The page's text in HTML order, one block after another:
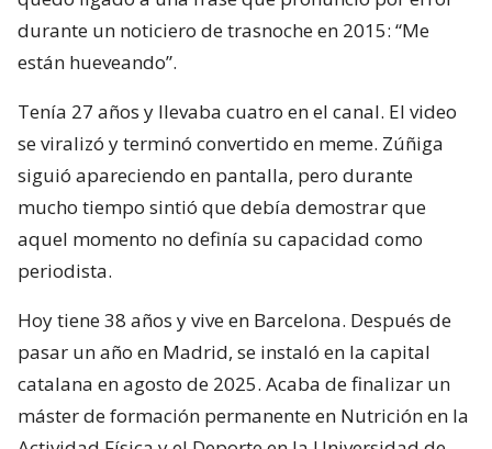
siguió apareciendo en pantalla, pero durante
periodista.
Hoy tiene 38 años y vive en Barcelona. Después de
pasar un año en Madrid, se instaló en la capital
catalana en agosto de 2025. Acaba de finalizar un
máster de formación permanente en Nutrición en la
Actividad Física y el Deporte en la Universidad de
Barcelona y vive en el barrio de Gràcia.
“Pensé que me estaban jugando una
broma”